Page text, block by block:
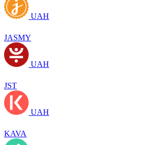
UAH
JASMY
UAH
JST
UAH
KAVA